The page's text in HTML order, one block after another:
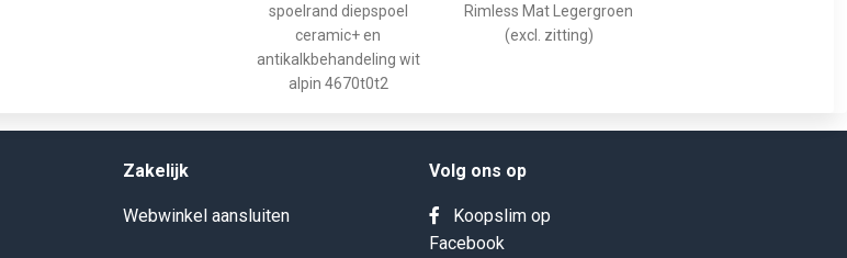
spoelrand diepspoel
ceramic+ en
antikalkbehandeling wit
alpin 4670t0t2
Rimless Mat Legergroen
(excl. zitting)
Zakelijk
Webwinkel aansluiten
Volg ons op
Koopslim op
Facebook